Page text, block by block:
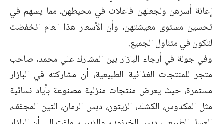
إعانة أسرهن ولجعلهن فاعلات في محيطهن، مما يسهم في
تحسين مستوى معيشتهن، وأن الأسعار هذا العام انخفضت
لتكون في متناول الجميع.
وفي جولة في أرجاء البازار بين المشارك علي محمد، صاحب
متجر للمنتجات الغذائية الطبيعية، أن مشاركته في البازار
مستمرة، حيث يعرض منتجات منزلية مصنوعة بأياد نسائية
مثل المكدوس، الكشك، الزيتون، دبس الرمان، التين المجفف،